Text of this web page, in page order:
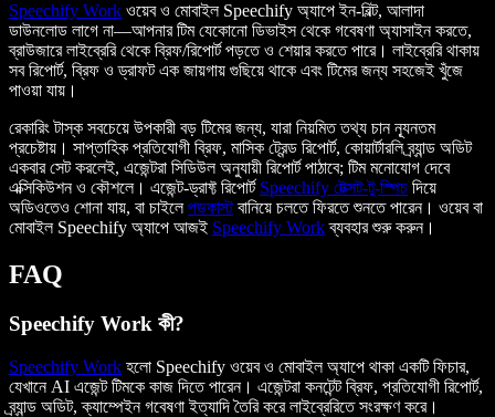
Speechify Work ওয়েব ও মোবাইল Speechify অ্যাপে ইন-বিল্ট, আলাদা
ডাউনলোড লাগে না—আপনার টিম যেকোনো ডিভাইস থেকে গবেষণা অ্যাসাইন করতে,
ব্রাউজারে লাইব্রেরি থেকে ব্রিফ/রিপোর্ট পড়তে ও শেয়ার করতে পারে। লাইব্রেরি থাকায়
সব রিপোর্ট, ব্রিফ ও ড্রাফট এক জায়গায় গুছিয়ে থাকে এবং টিমের জন্য সহজেই খুঁজে
পাওয়া যায়।
রেকারিং টাস্ক সবচেয়ে উপকারী বড় টিমের জন্য, যারা নিয়মিত তথ্য চান ন্যূনতম
প্রচেষ্টায়। সাপ্তাহিক প্রতিযোগী ব্রিফ, মাসিক ট্রেন্ড রিপোর্ট, কোয়ার্টারলি ব্র্যান্ড অডিট
একবার সেট করলেই, এজেন্টরা সিডিউল অনুযায়ী রিপোর্ট পাঠাবে; টিম মনোযোগ দেবে
এক্সিকিউশন ও কৌশলে। এজেন্ট-ড্রাফ্ট রিপোর্ট Speechify টেক্সট-টু-স্পিচ দিয়ে
অডিওতেও শোনা যায়, বা চাইলেপডকাস্টবানিয়ে চলতে ফিরতে শুনতে পারেন। ওয়েব বা
মোবাইল Speechify অ্যাপে আজই Speechify Workব্যবহার শুরু করুন।
FAQ
Speechify Work কী?
Speechify Work হলো Speechify ওয়েব ও মোবাইল অ্যাপে থাকা একটি ফিচার,
যেখানে AI এজেন্ট টিমকে কাজ দিতে পারেন। এজেন্টরা কনটেন্ট ব্রিফ, প্রতিযোগী রিপোর্ট,
ব্র্যান্ড অডিট, ক্যাম্পেইন গবেষণা ইত্যাদি তৈরি করে লাইব্রেরিতে সংরক্ষণ করে।